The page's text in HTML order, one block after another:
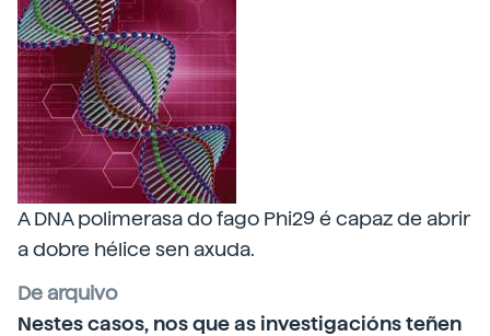
A DNA polimerasa do fago Phi29 é capaz de abrir
a dobre hélice sen axuda.
De arquivo
Nestes casos, nos que as investigacións teñen